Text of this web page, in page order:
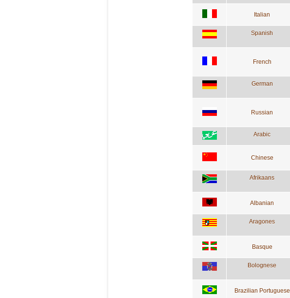
Italian
Spanish
French
German
Russian
Arabic
Chinese
Afrikaans
Albanian
Aragones
Basque
Bolognese
Brazilian Portuguese